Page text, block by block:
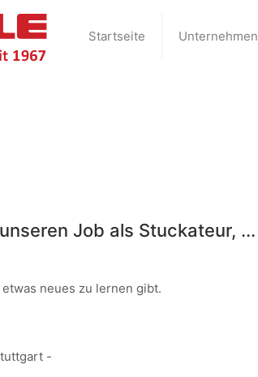
Startseite Unternehmen
Job als Stuckateur, ...
neues zu lernen gibt.
-